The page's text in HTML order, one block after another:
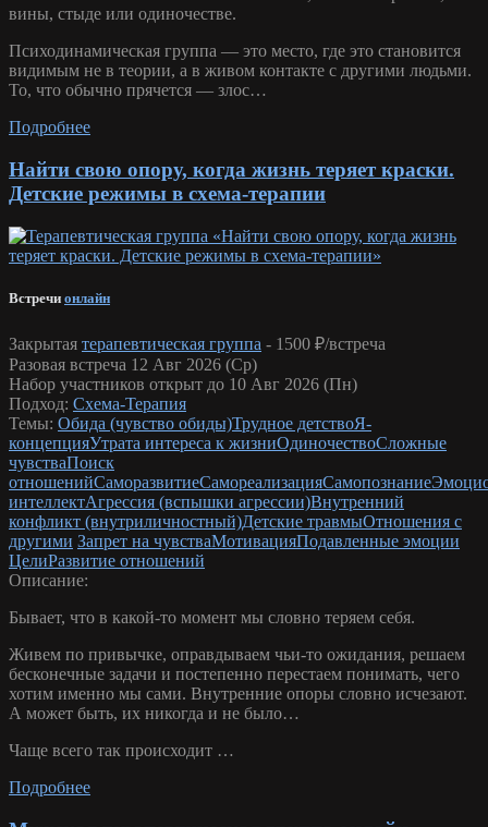
вины, стыде или одиночестве.
Психодинамическая группа — это место, где это становится
видимым не в теории, а в живом контакте с другими людьми.
То, что обычно прячется — злос…
Подробнее
Найти свою опору, когда жизнь теряет краски.
Детские режимы в схема-терапии
Встречи онлайн
Закрытая терапевтическая группа - 1500 ₽/встреча
Разовая встреча 12 Авг 2026 (Ср)
Набор участников открыт до 10 Авг 2026 (Пн)
Подход: Схема-Терапия
Темы: Обида (чувство обиды)Трудное детствоЯ-
концепцияУтрата интереса к жизниОдиночествоСложные
чувстваПоиск
отношенийСаморазвитиеСамореализацияСамопознание
интеллектАгрессия (вспышки агрессии)Внутренний
конфликт (внутриличностный)Детские травмыОтношения с
другими Запрет на чувстваМотивацияПодавленные эмоции
ЦелиРазвитие отношений
Описание:
Бывает, что в какой-то момент мы словно теряем себя.
Живем по привычке, оправдываем чьи-то ожидания, решаем
бесконечные задачи и постепенно перестаем понимать, чего
хотим именно мы сами. Внутренние опоры словно исчезают.
А может быть, их никогда и не было…
Чаще всего так происходит …
Подробнее